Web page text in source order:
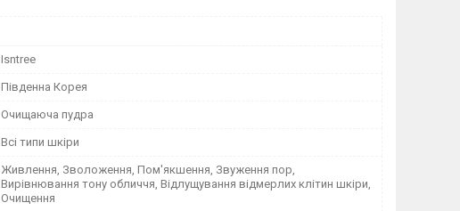
Isntree
Південна Корея
Очищаюча пудра
Всі типи шкіри
Живлення, Зволоження, Пом'якшення, Звуження пор,
Вирівнювання тону обличчя, Відлущування відмерлих клітин шкіри,
Очищення